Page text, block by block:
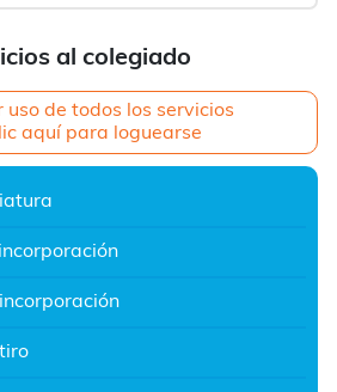
al colegiado
uso de todos los servicios
aquí para loguearse